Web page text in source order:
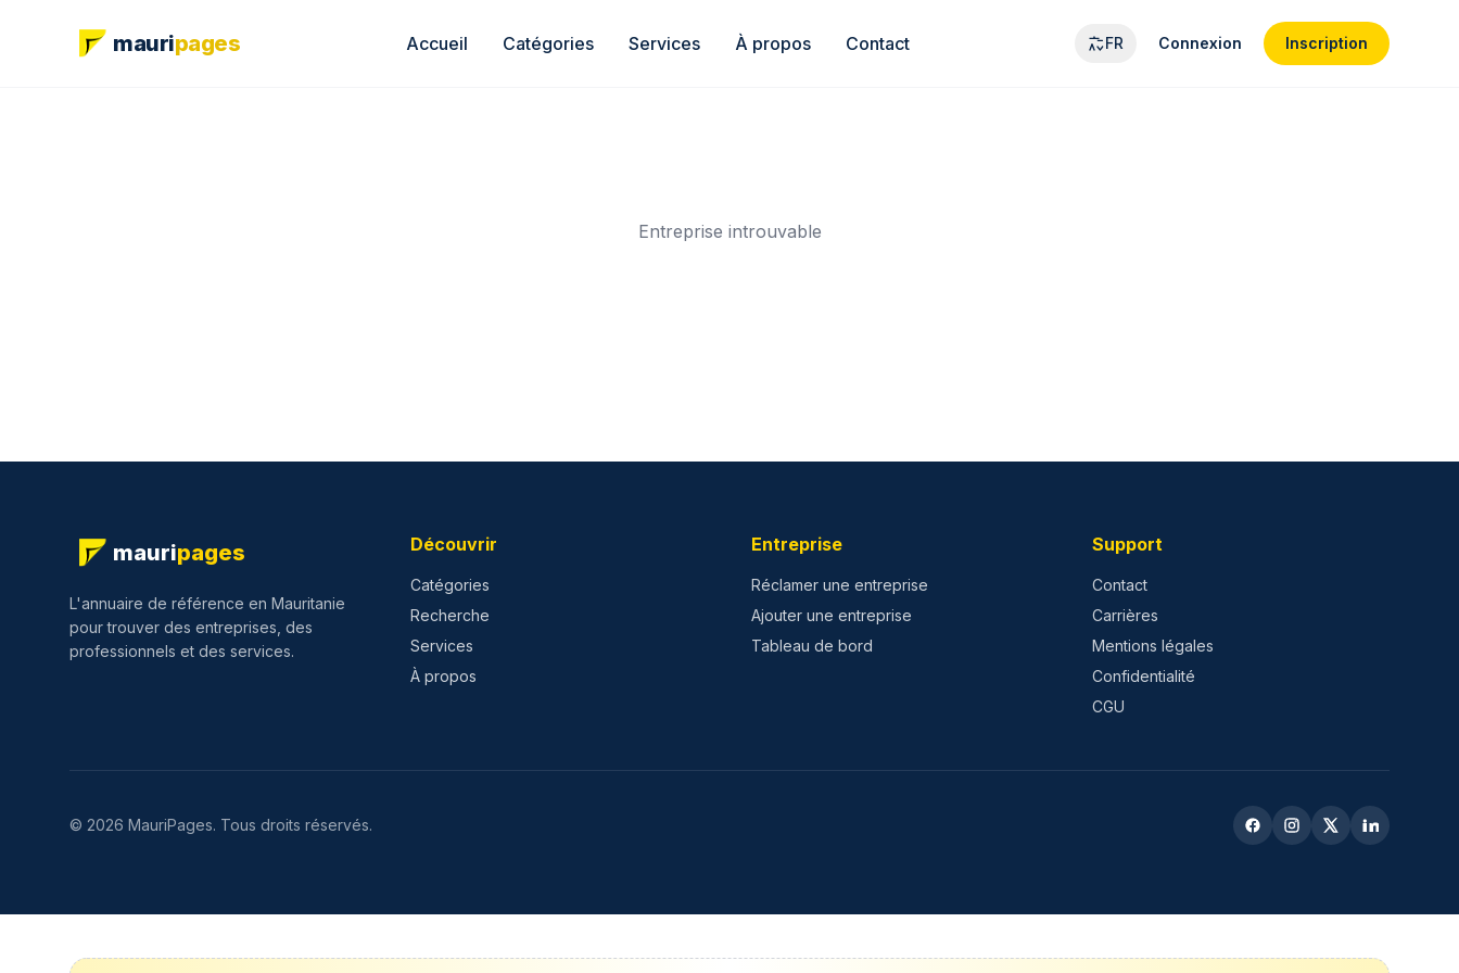
mauripages Accueil Catégories Services À propos Contact FR Connexion Inscription
Entreprise introuvable
mauripages
L'annuaire de référence en Mauritanie
pour trouver des entreprises, des
professionnels et des services.
Découvrir
Catégories
Recherche
Services
À propos
Entreprise
Réclamer une entreprise
Ajouter une entreprise
Tableau de bord
Support
Contact
Carrières
Mentions légales
Confidentialité
CGU
© 2026 MauriPages. Tous droits réservés.